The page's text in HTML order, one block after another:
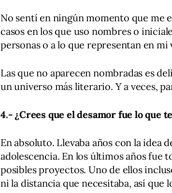
No sentí en ningún momento que me
casos en los que uso nombres o
personas o a lo que representan en mi
Las que no aparecen nombradas es
un universo más literario. Y a veces,
4.- ¿Crees que el desamor fue lo que
En absoluto. Llevaba años con la idea
adolescencia. En los últimos años fue
posibles proyectos. Uno de ellos
ni la distancia que necesitaba, así que